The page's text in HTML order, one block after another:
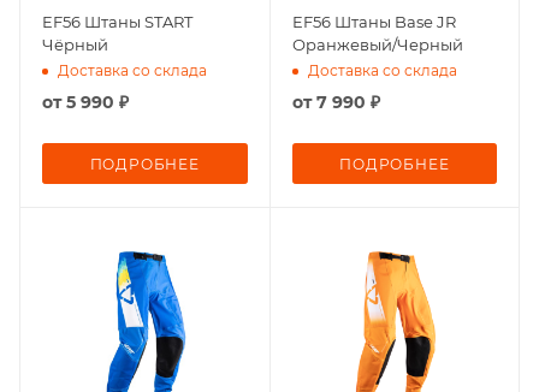
EF56 Штаны START
Чёрный
Доставка со склада
от5 990 ₽
ПОДРОБНЕЕ
EF56 Штаны Base JR
Оранжевый/Черный
Доставка со склада
от7 990 ₽
ПОДРОБНЕЕ